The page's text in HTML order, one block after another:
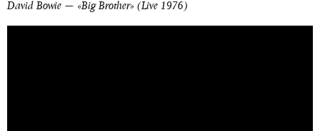
David Bowie — «Big Brother» (Live 1976)